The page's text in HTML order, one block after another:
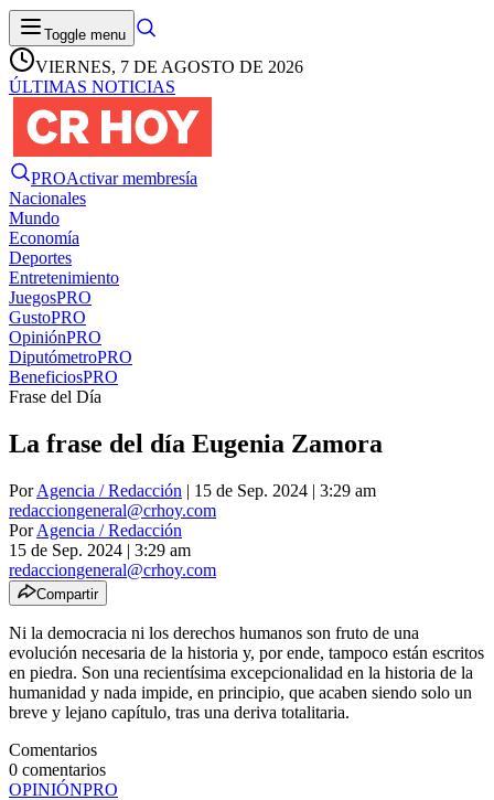
Toggle menu
VIERNES, 7 DE AGOSTO DE 2026
ÚLTIMAS NOTICIAS
PROActivar membresía
Nacionales
Mundo
Economía
Deportes
Entretenimiento
JuegosPRO
GustoPRO
OpiniónPRO
DiputómetroPRO
BeneficiosPRO
Frase del Día
La frase del día Eugenia Zamora
PorAgencia / Redacción | 15 de Sep. 2024 | 3:29 am
redacciongeneral@crhoy.com
PorAgencia / Redacción
15 de Sep. 2024 | 3:29 am
redacciongeneral@crhoy.com
Compartir
Ni la democracia ni los derechos humanos son fruto de una
evolución necesaria de la historia y, por ende, tampoco están escritos
en piedra. Son una recientísima excepcionalidad en la historia de la
humanidad y nada impide, en principio, que acaben siendo solo un
breve y lejano capítulo, tras una deriva totalitaria.
Comentarios
0 comentarios
OPINIÓNPRO